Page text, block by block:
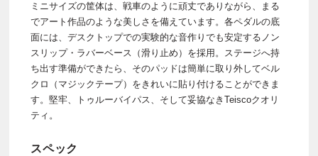
ミニサイズの筐体は、戦車のように頑丈でありながら、まる
でアート作品のような美しさを備えています。各ペダルの底
面には、デスクトップでの実験的な音作りでも安定するノン
スリップ・ラバーベース（滑り止め）を採用。ステージへ持
ち出す準備ができたら、そのパッドは簡単に取り外してベル
クロ（マジックテープ）をきれいに貼り付けることができま
す。堅牢、トゥルーバイパス、そして妥協なきTeiscoクオリ
ティ。
スペック